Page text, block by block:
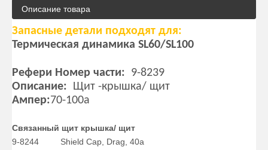
Описание товара
Запасные детали подходят для:
Термическая динамика SL60/SL100
Рефери Номер части: 9-8239
Описание: Щит -крышка/ щит
Ампер:70-100а
Связанный щит крышка/ щит
9-8244 Shield Cap, Drag, 40a